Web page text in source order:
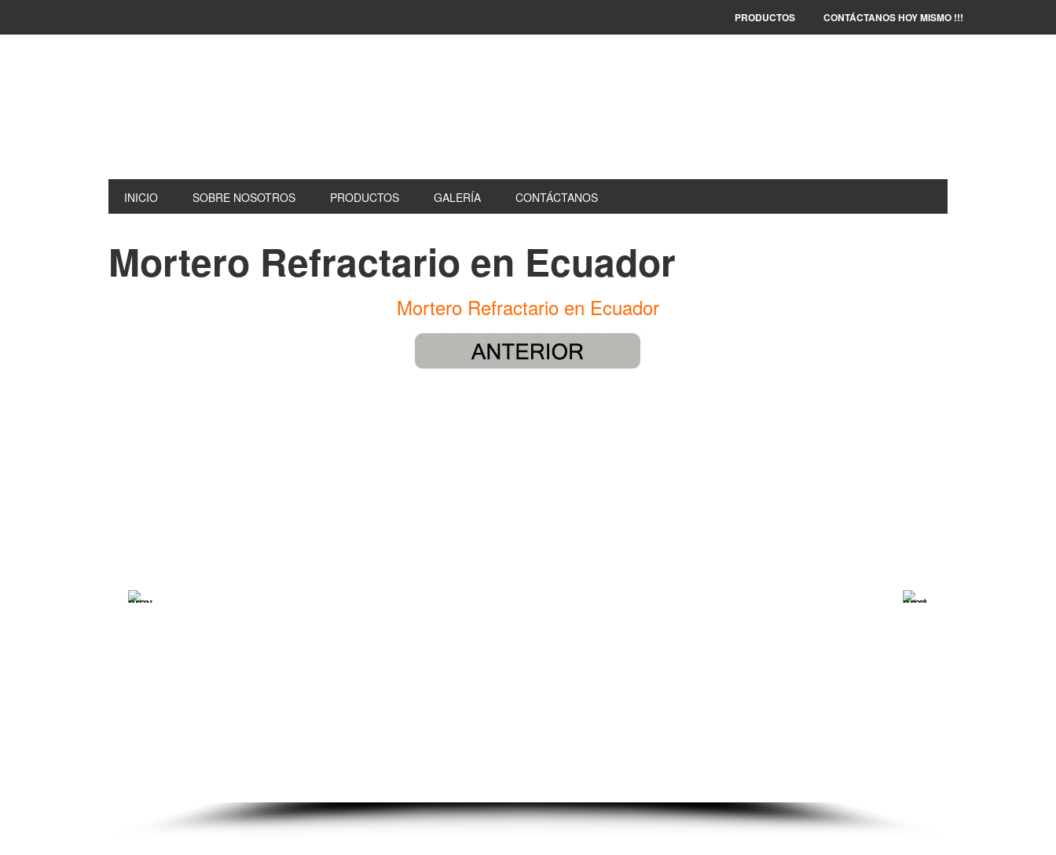
PRODUCTOS CONTÁCTANOS HOY MISMO !!!
INICIO SOBRE NOSOTROS PRODUCTOS GALERÍA CONTÁCTANOS
Mortero Refractario en Ecuador
Mortero Refractario en Ecuador